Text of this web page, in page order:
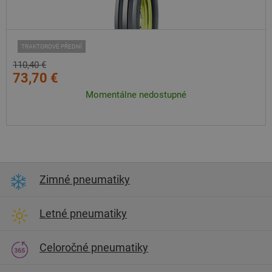
TRAKTOROVÉ PŘEDNÍ
110,40 €
73,70 €
Momentálne nedostupné
Zimné pneumatiky
Letné pneumatiky
Celoročné pneumatiky